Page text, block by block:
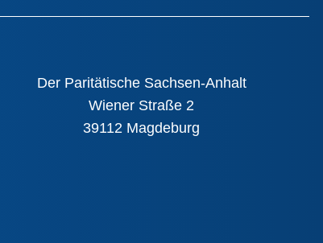
Der Paritätische Sachsen-Anhalt
Wiener Straße 2
39112 Magdeburg